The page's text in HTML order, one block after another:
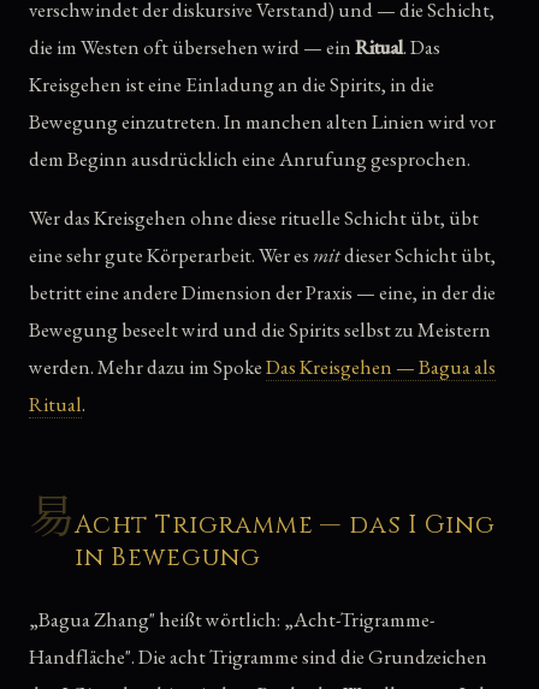
verschwindet der diskursive Verstand) und — die Schicht,
die im Westen oft übersehen wird — einRitual. Das
Kreisgehen ist eine Einladung an die Spirits, in die
Bewegung einzutreten. In manchen alten Linien wird vor
dem Beginn ausdrücklich eine Anrufung gesprochen.
Wer das Kreisgehen ohne diese rituelle Schicht übt, übt
eine sehr gute Körperarbeit. Wer es mitdieser Schicht übt,
betritt eine andere Dimension der Praxis — eine, in der die
Bewegung beseelt wird und die Spirits selbst zu Meistern
werden. Mehr dazu im SpokeDas Kreisgehen — Bagua als
Ritual.
易Acht Trigramme — das I Ging
in Bewegung
„Bagua Zhang" heißt wörtlich: „Acht-Trigramme-
Handfläche". Die acht Trigramme sind die Grundzeichen